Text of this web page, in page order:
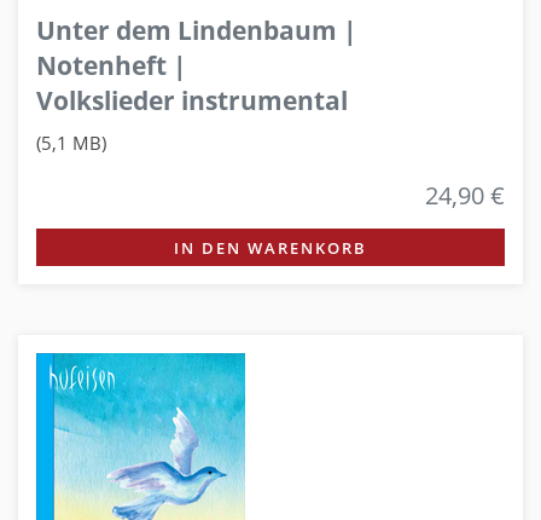
Unter dem Lindenbaum |
Notenheft |
Volkslieder instrumental
(5,1 MB)
24,90 €
IN DEN WARENKORB